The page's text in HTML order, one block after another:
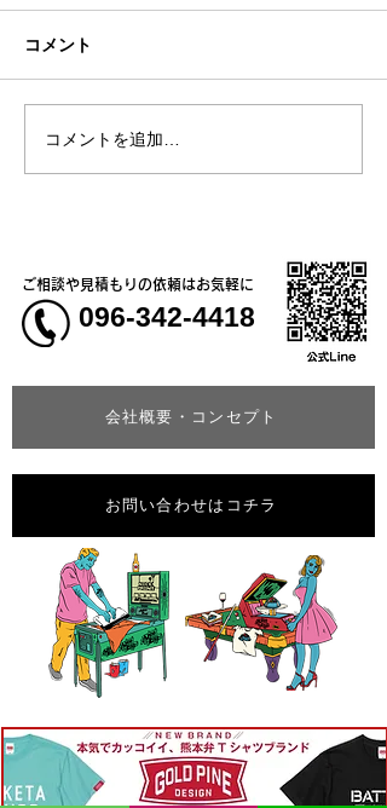
熊本地震明けの営業につ
いてのお知らせ
コメント
コメントを追加…
会社概要・コンセプト
ご相談や見積もりの依頼はお気軽に
096-342-4418
お問い合わせはコチラ